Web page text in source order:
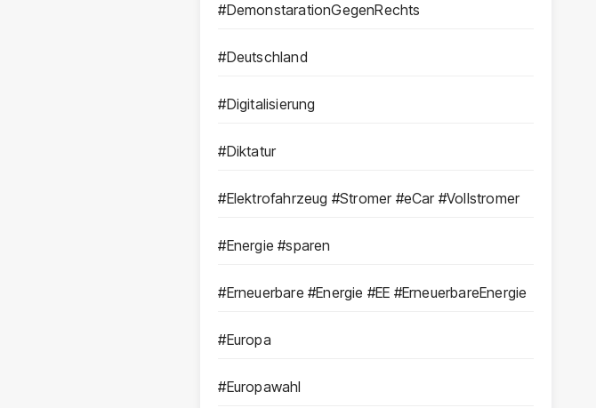
#DemonstarationGegenRechts
#Deutschland
#Digitalisierung
#Diktatur
#Elektrofahrzeug #Stromer #eCar #Vollstromer
#Energie #sparen
#Erneuerbare #Energie #EE #ErneuerbareEnergie
#Europa
#Europawahl